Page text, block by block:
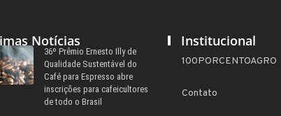
Notícias
36º Prêmio Ernesto Illy de
Qualidade Sustentável do
Café para Espresso abre
inscrições para cafeicultores
de todo o Brasil
Institucional
100PORCENTOAGRO
Contato